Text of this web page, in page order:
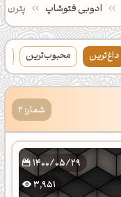
ادوبی فتوشاپ پترن
داغ‌ترین محبوب‌ترین
شمار: 2
1400/05/29
3,951